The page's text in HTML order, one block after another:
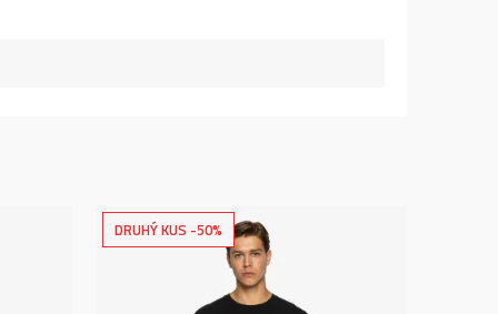
DRUHÝ KUS -50%